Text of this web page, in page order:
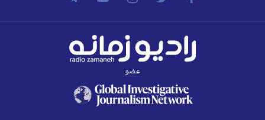
عضو